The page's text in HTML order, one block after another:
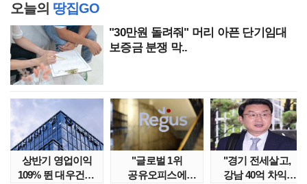
오늘의 땅집GO
"30만원 돌려줘" 머리 아픈 단기임대
보증금 분쟁 막..
상반기 영업이익
109% 뛴 대우건설,
"글로벌 1위
공유오피스에
"경기 전세살고,
강남 40억 차익"